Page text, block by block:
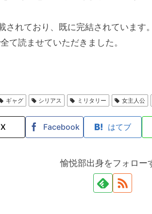
されており、既に完結されています
て読ませていただきました。
ギャグ シリアス ミリタリー 女主人公
X Facebook はてブ
愉悦部出身をフォロー